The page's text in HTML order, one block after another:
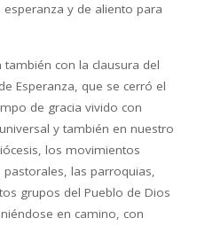
y de aliento para
con la clausura del
Esperanza, que se cerró el
de gracia vivido con
y también en nuestro
los movimientos
las parroquias,
grupos del Pueblo de Dios
en camino, con